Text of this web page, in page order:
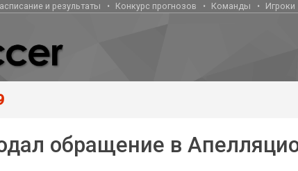
и результаты Конкурс прогнозов Команды Игроки
обращение в